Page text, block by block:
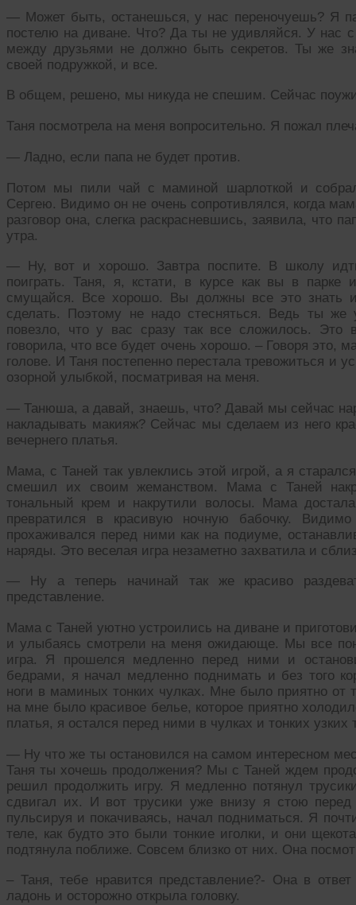
— Может быть, останешься, у нас переночуешь? Я
постелю на диване. Что? Да ты не удивляйся. У нас
между друзьями не должно быть секретов. Ты же
своей подружкой, и все.
В общем, решено, мы никуда не спешим. Сейчас
Таня посмотрела на меня вопросительно. Я пожал
— Ладно, если папа не будет против.
Потом мы пили чай с маминой шарлоткой и
Сергею. Видимо он не очень сопротивлялся, когда
разговор она, слегка раскрасневшись, заявила, что
утра.
— Ну, вот и хорошо. Завтра поспите. В школу
поиграть. Таня, я, кстати, в курсе как вы в
смущайся. Все хорошо. Вы должны все это знать
сделать. Поэтому не надо стесняться. Ведь ты
повезло, что у вас сразу так все сложилось. Это
говорила, что все будет очень хорошо. – Говоря это,
голове. И Таня постепенно перестала тревожиться и
озорной улыбкой, посматривая на меня.
— Танюша, а давай, знаешь, что? Давай мы сейчас
накладывать макияж? Сейчас мы сделаем из него
вечернего платья.
Мама, с Таней так увлеклись этой игрой, а я
смешил их своим жеманством. Мама с Таней
тональный крем и накрутили волосы. Мама
превратился в красивую ночную бабочку.
прохаживался перед ними как на подиуме,
наряды. Это веселая игра незаметно захватила и
— Ну а теперь начинай так же красиво
представление.
Мама с Таней уютно устроились на диване и
и улыбаясь смотрели на меня ожидающе. Мы все
игра. Я прошелся медленно перед ними и
бедрами, я начал медленно поднимать и без того
ноги в маминых тонких чулках. Мне было приятно от
на мне было красивое белье, которое приятно
платья, я остался перед ними в чулках и тонких
— Ну что же ты остановился на самом интересном
Таня ты хочешь продолжения? Мы с Таней ждем
решил продолжить игру. Я медленно потянул
сдвигал их. И вот трусики уже внизу я стою
пульсируя и покачиваясь, начал подниматься. Я
теле, как будто это были тонкие иголки, и они
подтянула поближе. Совсем близко от них. Она
– Таня, тебе нравится представление?- Она в
ладонь и осторожно открыла головку.